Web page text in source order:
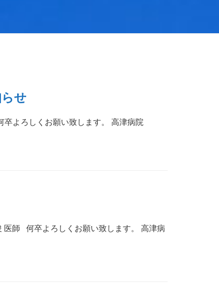
せ
よろしくお願い致します。 高津病院
医師 何卒よろしくお願い致します。 高津病